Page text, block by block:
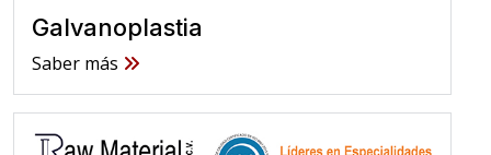
Galvanoplastia
Saber más